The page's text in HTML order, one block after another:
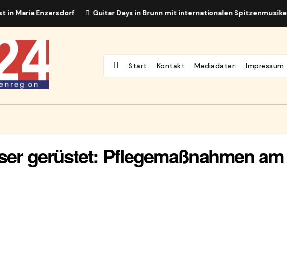
Enzersdorf Guitar Days in Brunn mit internationalen Spitzenmusikern
Start Kontakt Mediadaten Impressum
gerüstet: Pflegemaßnahmen am